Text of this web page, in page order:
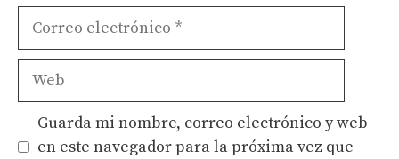
Correo
Web
Guarda mi nombre, correo electrónico y web
en este navegador para la próxima vez que